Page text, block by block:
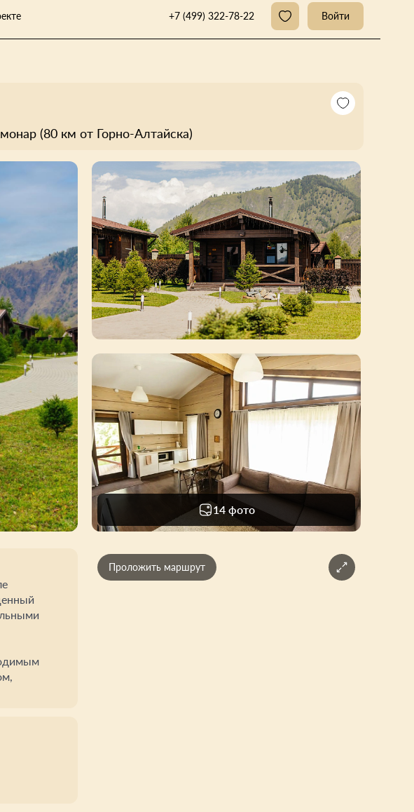
+7 (499) 322-78-22 Войти
(80 км от Горно-Алтайска)
14 фото
Проложить маршрут